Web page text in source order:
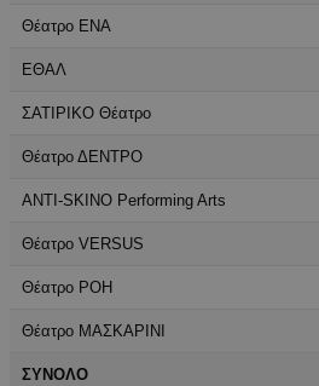
Θέατρο ΕΝΑ
ΕΘΑΛ
ΣΑΤΙΡΙΚΟ Θέατρο
Θέατρο ΔΕΝΤΡΟ
ANTI-SKINO Performing Arts
Θέατρο VERSUS
Θέατρο ΡΟΗ
Θέατρο ΜΑΣΚΑΡΙΝΙ
ΣΥΝΟΛΟ